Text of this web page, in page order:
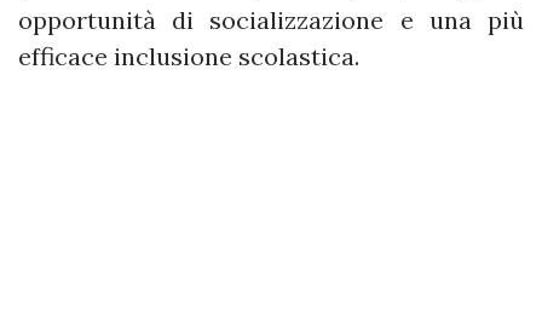
opportunità di socializzazione e una più
efficace inclusione scolastica.